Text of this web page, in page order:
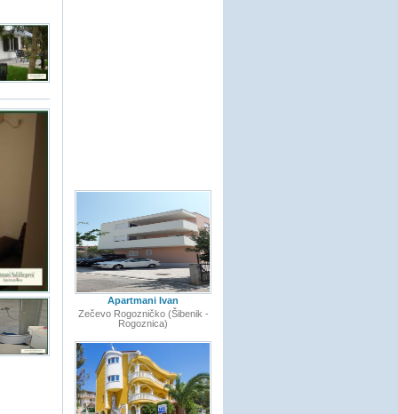
Apartmani Ivan
Zečevo Rogozničko (Šibenik -
Rogoznica)